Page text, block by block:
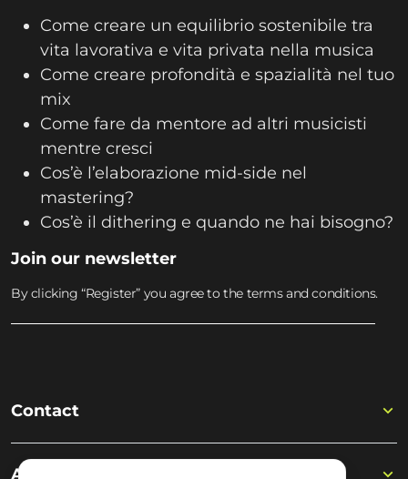
Come creare un equilibrio sostenibile tra
vita lavorativa e vita privata nella musica
Come creare profondità e spazialità nel tuo
mix
Come fare da mentore ad altri musicisti
mentre cresci
Cos’è l’elaborazione mid-side nel
mastering?
Cos’è il dithering e quando ne hai bisogno?
Join our newsletter
By clicking “Register” you agree to the terms and conditions.
Contact
Academy